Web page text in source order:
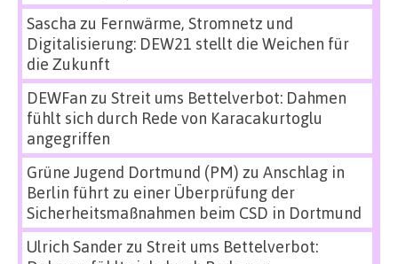
Sascha zu Fernwärme, Stromnetz und
Digitalisierung: DEW21 stellt die Weichen für
die Zukunft
DEWFan zu Streit ums Bettelverbot: Dahmen
fühlt sich durch Rede von Karacakurtoglu
angegriffen
Grüne Jugend Dortmund (PM) zu Anschlag in
Berlin führt zu einer Überprüfung der
Sicherheitsmaßnahmen beim CSD in Dortmund
Ulrich Sanderzu Streit ums Bettelverbot: